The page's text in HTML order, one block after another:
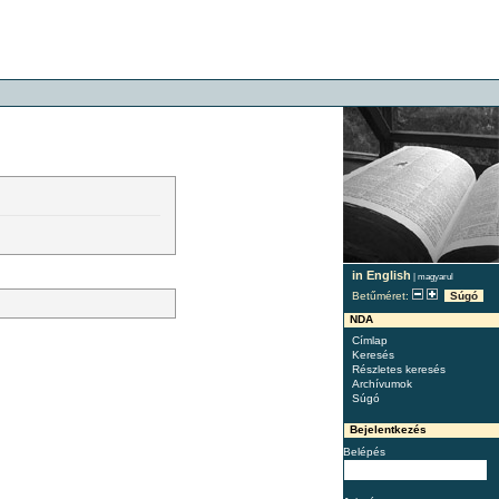
in English | magyarul
Betűméret:
Súgó
NDA
Címlap
Keresés
Részletes keresés
Archívumok
Súgó
Bejelentkezés
Belépés